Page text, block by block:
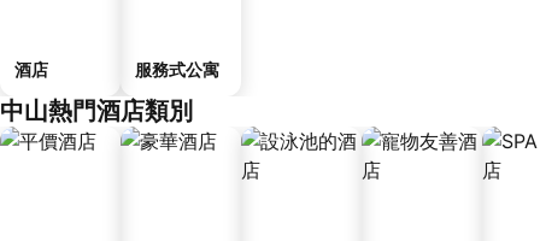
酒店 服務式公寓
中山熱門酒店類別